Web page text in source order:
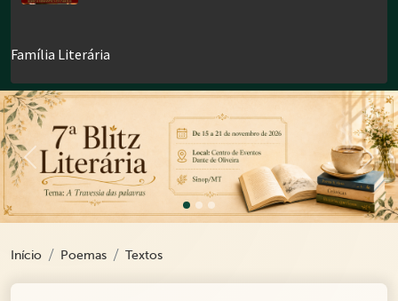
Previous
Início Poemas Textos